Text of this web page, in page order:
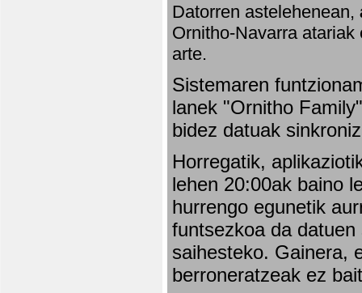
Datorren astelehenean,
Ornitho-Navarra
arte.
Sistemaren
lanek "Ornitho
bidez datuak
Horregatik,
lehen 20:00ak baino
hurrengo egunetik
funtsezkoa da
saihesteko. Gainera,
berroneratzeak ez